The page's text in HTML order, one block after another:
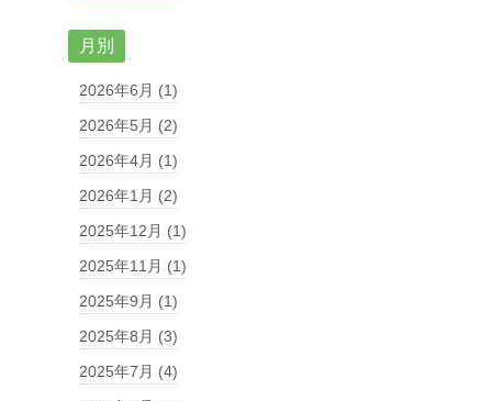
月別
2026年6月 (1)
2026年5月 (2)
2026年4月 (1)
2026年1月 (2)
2025年12月 (1)
2025年11月 (1)
2025年9月 (1)
2025年8月 (3)
2025年7月 (4)